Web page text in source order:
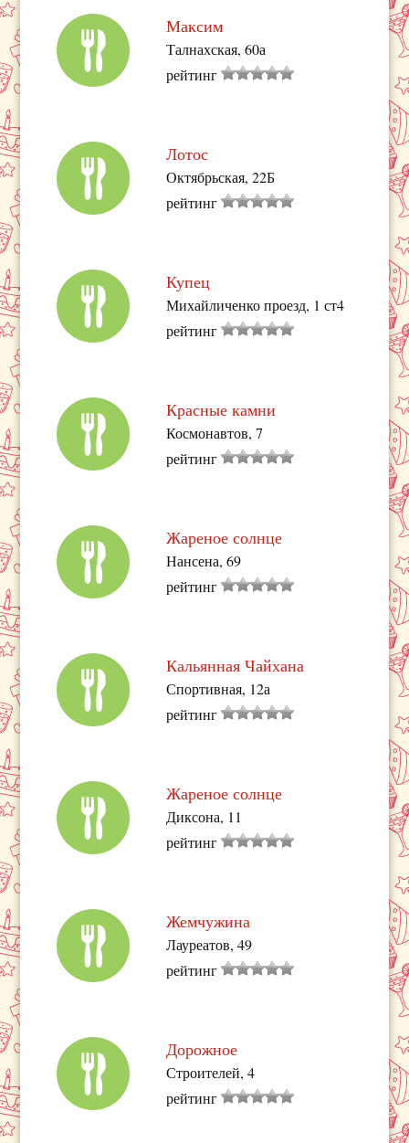
Максим
Талнахская, 60а
рейтинг
Лотос
Октябрьская, 22Б
рейтинг
Купец
Михайличенко проезд, 1 ст4
рейтинг
Красные камни
Космонавтов, 7
рейтинг
Жареное солнце
Нансена, 69
рейтинг
Кальянная Чайхана
Спортивная, 12а
рейтинг
Жареное солнце
Диксона, 11
рейтинг
Жемчужина
Лауреатов, 49
рейтинг
Дорожное
Строителей, 4
рейтинг